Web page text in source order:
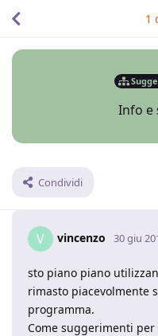
Info e
Condividi
1
V vincenzo 30 giu
sto piano piano
rimasto piacevolmente
programma.
Come suggerimenti